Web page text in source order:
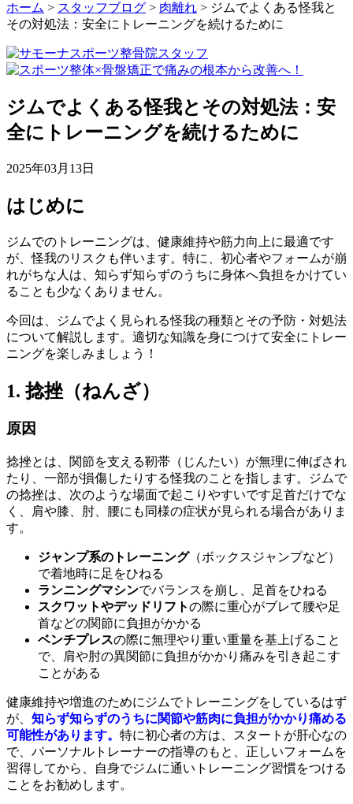
ホーム > スタッフブログ > 肉離れ > ジムでよくある怪我と
その対処法：安全にトレーニングを続けるために
ジムでよくある怪我とその対処法：安
全にトレーニングを続けるために
2025年03月13日
はじめに
ジムでのトレーニングは、健康維持や筋力向上に最適です
が、怪我のリスクも伴います。特に、初心者やフォームが崩
れがちな人は、知らず知らずのうちに身体へ負担をかけてい
ることも少なくありません。
今回は、ジムでよく見られる怪我の種類とその予防・対処法
について解説します。適切な知識を身につけて安全にトレー
ニングを楽しみましょう！
1. 捻挫（ねんざ）
原因
捻挫とは、関節を支える靭帯（じんたい）が無理に伸ばされ
たり、一部が損傷したりする怪我のことを指します。ジムで
の捻挫は、次のような場面で起こりやすいです足首だけでな
く、肩や膝、肘、腰にも同様の症状が見られる場合がありま
す。
ジャンプ系のトレーニング（ボックスジャンプなど）
で着地時に足をひねる
ランニングマシンでバランスを崩し、足首をひねる
スクワットやデッドリフトの際に重心がブレて腰や足
首などの関節に負担がかかる
ベンチプレスの際に無理やり重い重量を基上げること
で、肩や肘の異関節に負担がかかり痛みを引き起こす
ことがある
健康維持や増進のためにジムでトレーニングをしているはず
が、 知らず知らずのうちに関節や筋肉に負担がかかり痛める
可能性があります。 特に初心者の方は、スタートが肝心なの
で、パーソナルトレーナーの指導のもと、正しいフォームを
習得してから、自身でジムに通いトレーニング習慣をつける
ことをお勧めします。